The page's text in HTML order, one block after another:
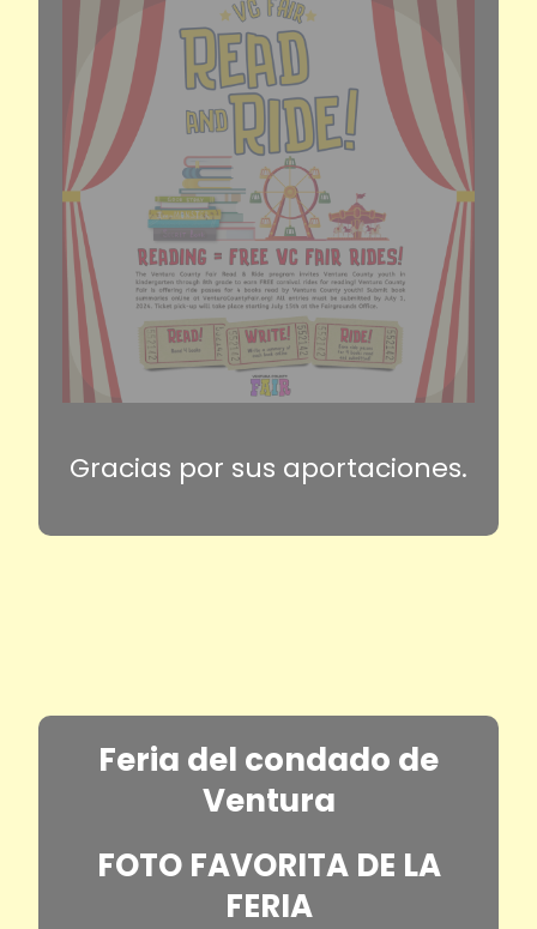
Gracias por sus aportaciones.
Feria del condado de
Ventura
FOTO FAVORITA DE LA
FERIA